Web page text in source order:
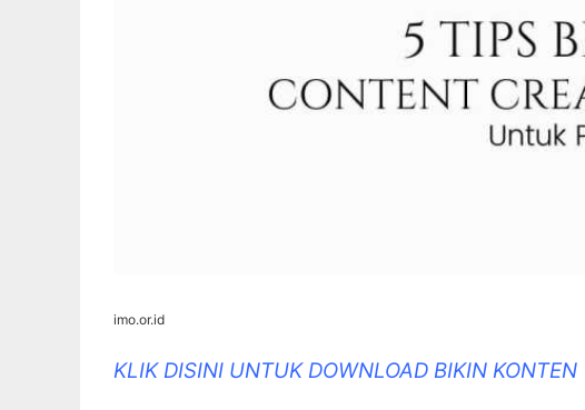
imo.or.id
KLIK DISINI UNTUK DOWNLOAD BIKIN KONTEN